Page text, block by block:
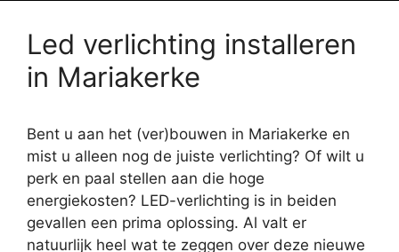
Led verlichting installeren
in Mariakerke
Bent u aan het (ver)bouwen in Mariakerke en
mist u alleen nog de juiste verlichting? Of wilt u
perk en paal stellen aan die hoge
energiekosten? LED-verlichting is in beiden
gevallen een prima oplossing. Al valt er
natuurlijk heel wat te zeggen over deze nieuwe